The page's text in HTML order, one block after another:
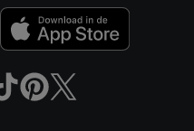
worden toegewezen.
met welke cookies en
vinden over de